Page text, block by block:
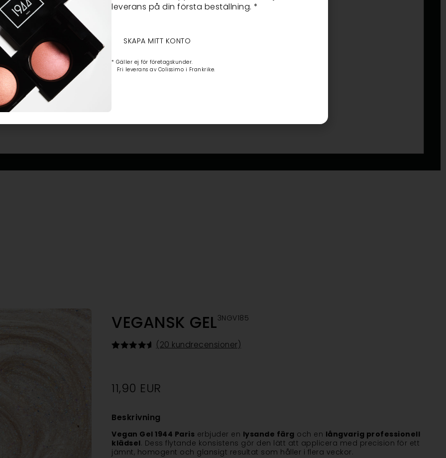
VEGANSK GEL3NGV185
kundrecensioner
(20 kundrecensioner)
11,90 EUR
Beskrivning
Vegan Gel 1944 Paris erbjuder en lysande färg och en långvarig professionell
klädsel. Dess flytande konsistens gör den lätt att applicera med precision för ett
jämnt, homogent och glansigt resultat som håller i flera veckor.
leverans på din första beställning. *
SKAPA MITT KONTO
* Gäller ej för företagskunder.
Fri leverans av Colissimo i Frankrike.